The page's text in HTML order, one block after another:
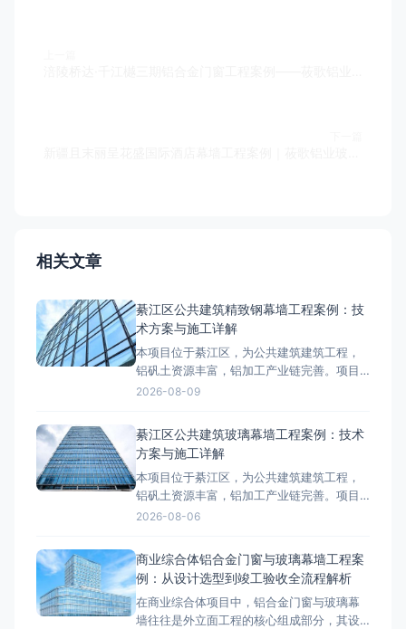
相关文章
綦江区公共建筑精致钢幕墙工程案例：技
术方案与施工详解
本项目位于綦江区，为公共建筑建筑工程，
铝矾土资源丰富，铝加工产业链完善。项目
外立面采用精致钢幕墙系统，工程总面积约
綦江区属于山地气候，温差较大，项目对精
致钢幕墙的抗风压、气密性、水密性等性能
提出了较高要求。设计阶段
2026-08-09
綦江区公共建筑玻璃幕墙工程案例：技术
方案与施工详解
本项目位于綦江区，为公共建筑建筑工程，
铝矾土资源丰富，铝加工产业链完善。项目
外立面采用玻璃幕墙系统，工程总面积约
江区属于山地气候，温差较大，项目对玻璃
幕墙的抗风压、气密性、水密性等性能提出
了较高要求。设计阶段依据相
2026-08-06
商业综合体铝合金门窗与玻璃幕墙工程案
例：从设计选型到竣工验收全流程解析
在商业综合体项目中，铝合金门窗与玻璃幕
墙往往是外立面工程的核心组成部分，其设